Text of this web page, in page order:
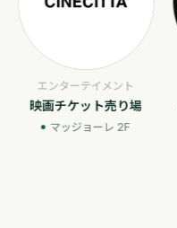
エンターテイメント
映画チケット売り場
マッジョーレ 2F